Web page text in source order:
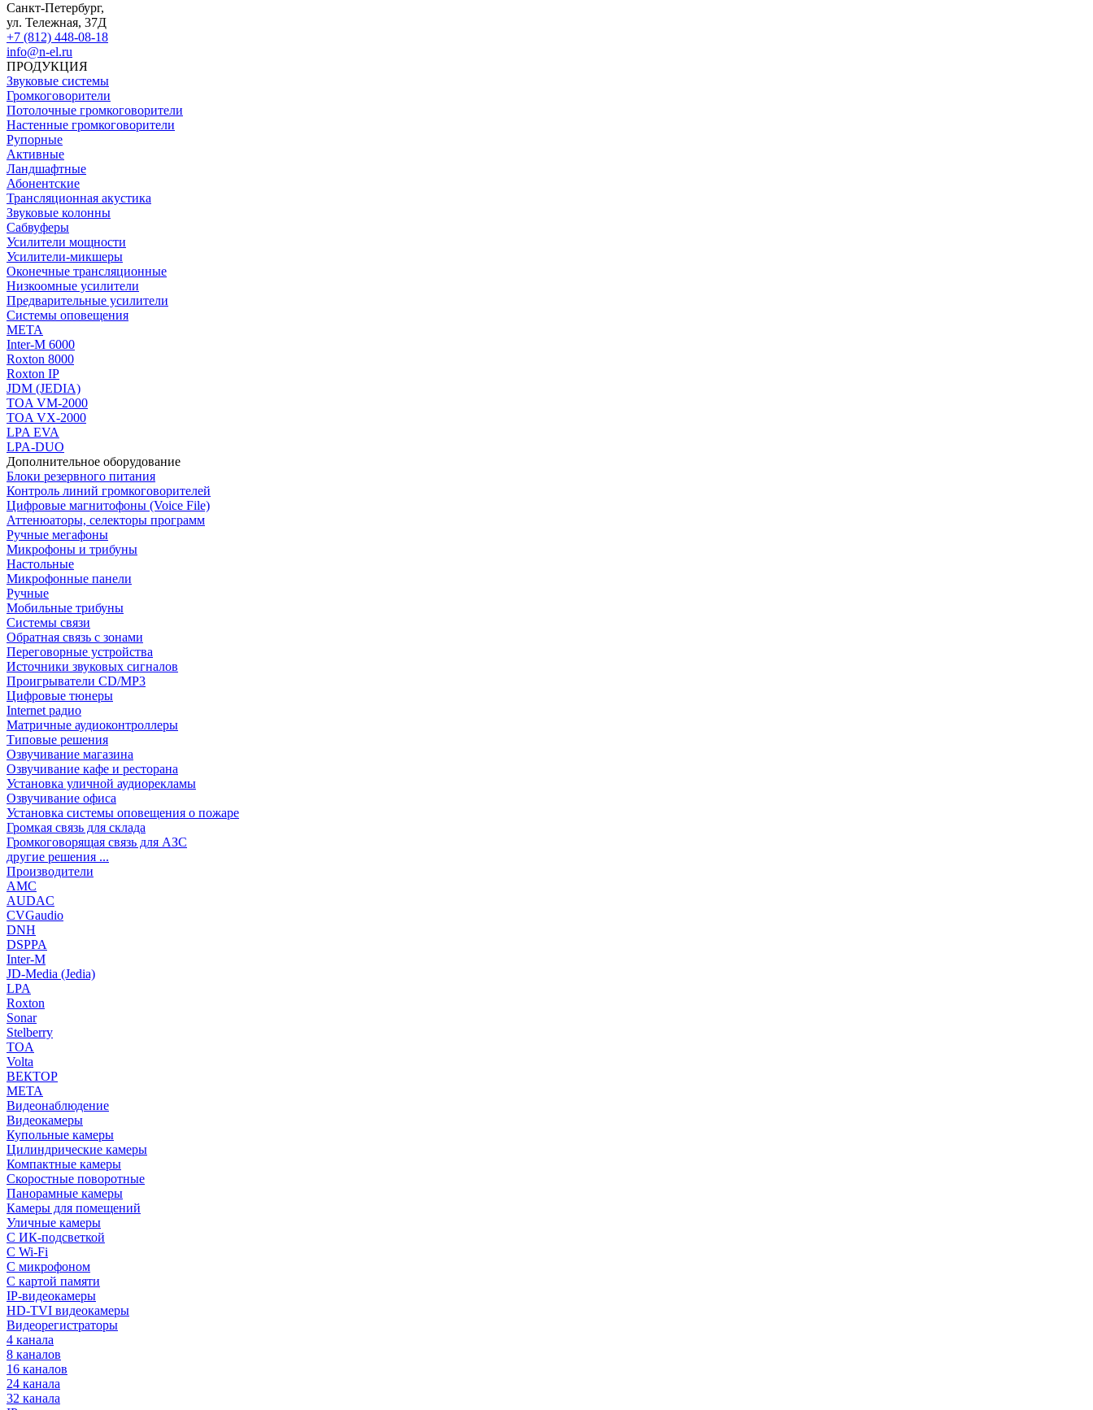
Санкт-Петербург,
ул. Тележная, 37Д
+7 (812) 448-08-18
info@n-el.ru
ПРОДУКЦИЯ
Звуковые системы
Громкоговорители
Потолочные громкоговорители
Настенные громкоговорители
Рупорные
Активные
Ландшафтные
Абонентские
Трансляционная акустика
Звуковые колонны
Сабвуферы
Усилители мощности
Усилители-микшеры
Оконечные трансляционные
Низкоомные усилители
Предварительные усилители
Системы оповещения
МЕТА
Inter-M 6000
Roxton 8000
Roxton IP
JDM (JEDIA)
TOA VM-2000
TOA VX-2000
LPA EVA
LPA-DUO
Дополнительное оборудование
Блоки резервного питания
Контроль линий громкоговорителей
Цифровые магнитофоны (Voice File)
Аттенюаторы, селекторы программ
Ручные мегафоны
Микрофоны и трибуны
Настольные
Микрофонные панели
Ручные
Мобильные трибуны
Системы связи
Обратная связь с зонами
Переговорные устройства
Источники звуковых сигналов
Проигрыватели CD/MP3
Цифровые тюнеры
Internet радио
Матричные аудиоконтроллеры
Типовые решения
Озвучивание магазина
Озвучивание кафе и ресторана
Установка уличной аудиорекламы
Озвучивание офиса
Установка системы оповещения о пожаре
Громкая связь для склада
Громкоговорящая связь для АЗС
другие решения ...
Производители
AMC
AUDAC
CVGaudio
DNH
DSPPA
Inter-M
JD-Media (Jedia)
LPA
Roxton
Sonar
Stelberry
TOA
Volta
ВЕКТОР
МЕТА
Видеонаблюдение
Видеокамеры
Купольные камеры
Цилиндрические камеры
Компактные камеры
Скоростные поворотные
Панорамные камеры
Камеры для помещений
Уличные камеры
С ИК-подсветкой
С Wi-Fi
С микрофоном
С картой памяти
IP-видеокамеры
HD-TVI видеокамеры
Видеорегистраторы
4 канала
8 каналов
16 каналов
24 канала
32 канала